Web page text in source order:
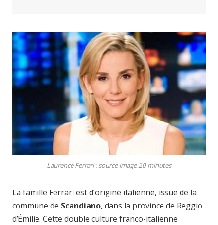
Laurence Ferrari : source image 20 minutes
La famille Ferrari est d’origine italienne, issue de la
commune de Scandiano, dans la province de Reggio
d’Émilie. Cette double culture franco-italienne